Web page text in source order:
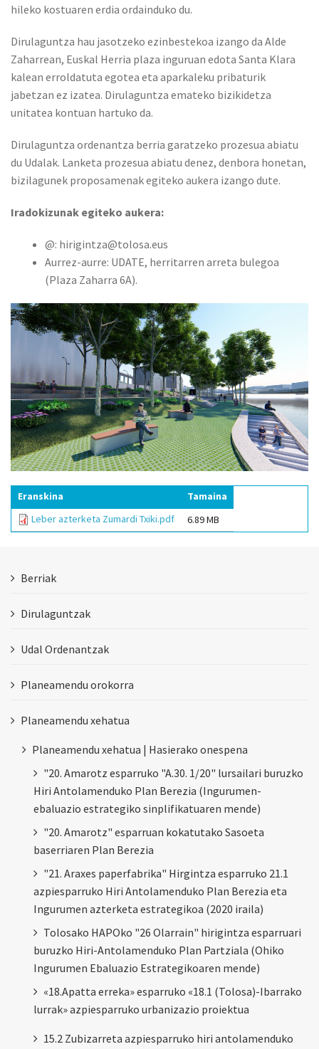
hileko kostuaren erdia ordainduko du.
Dirulaguntza hau jasotzeko ezinbestekoa izango da Alde
Zaharrean, Euskal Herria plaza inguruan edota Santa Klara
kalean erroldatuta egotea eta aparkaleku pribaturik
jabetzan ez izatea. Dirulaguntza emateko bizikidetza
unitatea kontuan hartuko da.
Dirulaguntza ordenantza berria garatzeko prozesua abiatu
du Udalak. Lanketa prozesua abiatu denez, denbora honetan,
bizilagunek proposamenak egiteko aukera izango dute.
Iradokizunak egiteko aukera:
@: hirigintza@tolosa.eus
Aurrez-aurre: UDATE, herritarren arreta bulegoa
(Plaza Zaharra 6A).
Eranskina
Tamaina
Leber azterketa Zumardi Txiki.pdf
6.89 MB
Berriak
Dirulaguntzak
Udal Ordenantzak
Planeamendu orokorra
Planeamendu xehatua
Planeamendu xehatua | Hasierako onespena
"20. Amarotz esparruko "A.30. 1/20" lursailari buruzko
Hiri Antolamenduko Plan Berezia (Ingurumen-
ebaluazio estrategiko sinplifikatuaren mende)
"20. Amarotz" esparruan kokatutako Sasoeta
baserriaren Plan Berezia
"21. Araxes paperfabrika" Hirgintza esparruko 21.1
azpiesparruko Hiri Antolamenduko Plan Berezia eta
Ingurumen azterketa estrategikoa (2020 iraila)
Tolosako HAPOko "26 Olarrain" hirigintza esparruari
buruzko Hiri-Antolamenduko Plan Partziala (Ohiko
Ingurumen Ebaluazio Estrategikoaren mende)
«18.Apatta erreka» esparruko «18.1 (Tolosa)-Ibarrako
lurrak» azpiesparruko urbanizazio proiektua
15.2 Zubizarreta azpiesparruko hiri antolamenduko